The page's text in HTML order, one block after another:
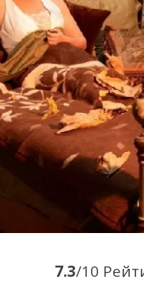
7.3/10